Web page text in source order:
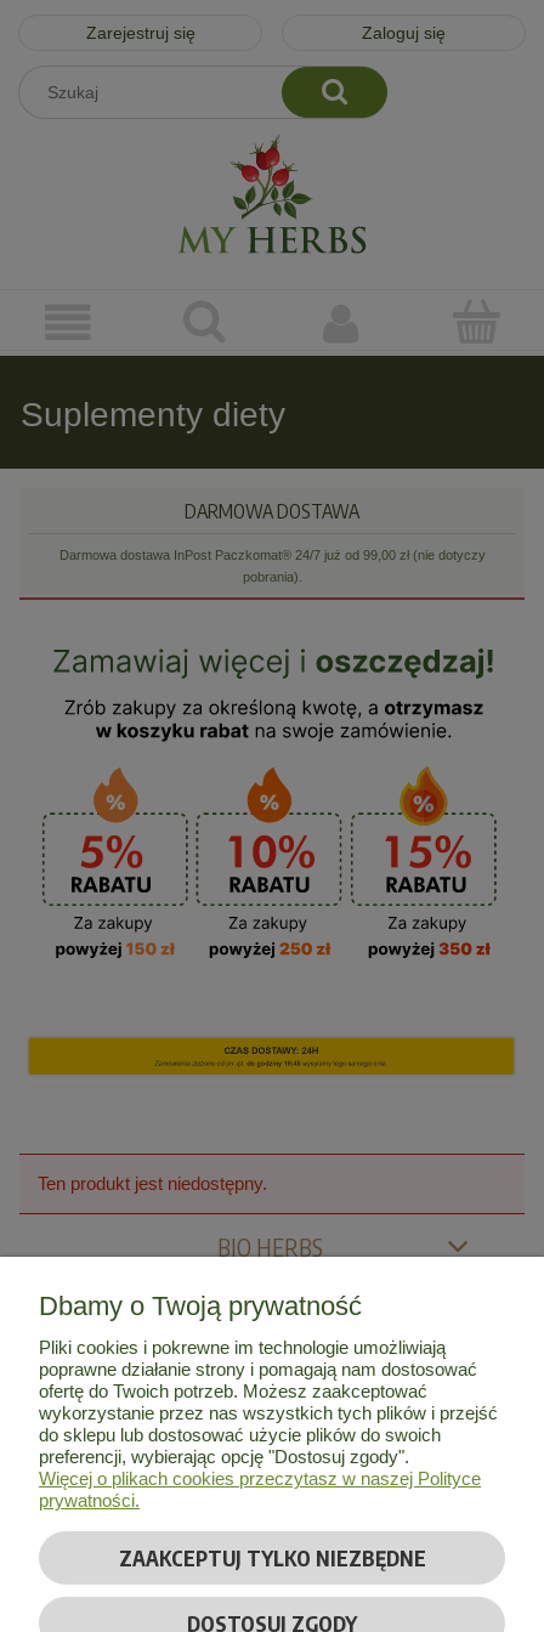
Zarejestruj się Zaloguj się
Suplementy diety
DARMOWA DOSTAWA
Darmowa dostawa InPost Paczkomat® 24/7 już od 99,00 zł (nie dotyczy
pobrania).
Ten produkt jest niedostępny.
BIO HERBS
MOJE KONTO
INFORMACJE
O NAS
© Copyright 2026 byBio Herbs| Wszelkie prawa zastrzeżone
Dbamy o Twoją prywatność
Pliki cookies i pokrewne im technologie umożliwiają
poprawne działanie strony i pomagają nam dostosować
ofertę do Twoich potrzeb. Możesz zaakceptować
wykorzystanie przez nas wszystkich tych plików i przejść
do sklepu lub dostosować użycie plików do swoich
preferencji, wybierając opcję "Dostosuj zgody".
Więcej o plikach cookies przeczytasz w naszej Polityce
prywatności.
ZAAKCEPTUJ TYLKO NIEZBĘDNE
DOSTOSUJ ZGODY